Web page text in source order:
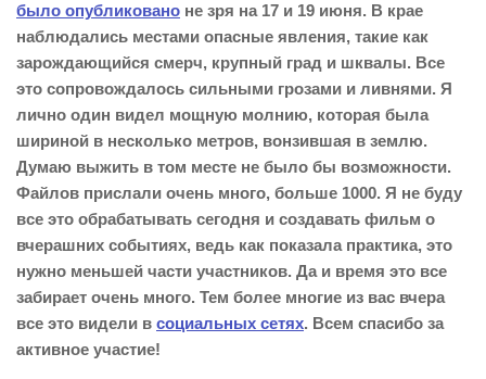
было опубликовано не зря на 17 и 19 июня. В крае
наблюдались местами опасные явления, такие как
зарождающийся смерч, крупный град и шквалы. Все
это сопровождалось сильными грозами и ливнями. Я
лично один видел мощную молнию, которая была
шириной в несколько метров, вонзившая в землю.
Думаю выжить в том месте не было бы возможности.
Файлов прислали очень много, больше 1000. Я не буду
все это обрабатывать сегодня и создавать фильм о
вчерашних событиях, ведь как показала практика, это
нужно меньшей части участников. Да и время это все
забирает очень много. Тем более многие из вас вчера
все это видели в социальных сетях. Всем спасибо за
активное участие!